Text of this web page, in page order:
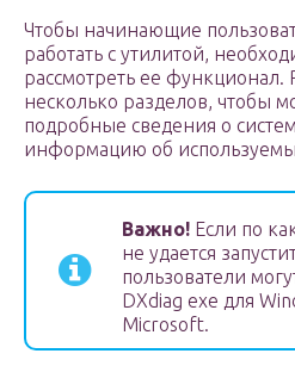
Чтобы начинающие
работать с утилитой,
рассмотреть ее функционал.
несколько разделов, чтобы
подробные сведения о
информацию об
Важно! Если по
не удается
пользователи
DXdiag exe для
Microsoft.